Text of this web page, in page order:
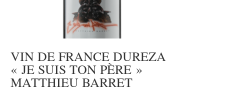
VIN DE FRANCE DUREZA
« JE SUIS TON PÈRE »
MATTHIEU BARRET